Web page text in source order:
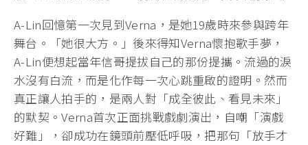
A-Lin回憶第一次見到Verna，是她19歲時來參與跨年
舞台。「她很大方。」後來得知Verna懷抱歌手夢，
A-Lin便想起當年信哥提拔自己的那份提攜。流過的淚
水沒有白流，而是化作每一次心跳重啟的證明。然而
真正讓人拍手的，是兩人對「成全彼此、看見未來」
的默契。Verna首次正面挑戰戲劇演出，自嘲「演戲
好難」，卻成功在鏡頭前壓低呼吸，把那句「放手才